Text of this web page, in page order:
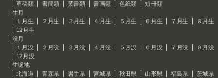
草稿類
書簡類 葉書類 書画類 色紙類
短冊類
生月
１月生
２月生 ３月生 ４月生 ５月生 ６月生 ７月生
８月生
12月生
没月
１月没
２月没 ３月没 ４月没 ５月没 ６月没 ７月没
８月没
12月没
生誕地
北海道
青森県 岩手県 宮城県 秋田県 山形県 福島県
茨城県